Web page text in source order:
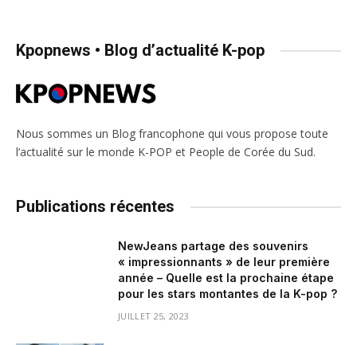
Kpopnews • Blog d’actualité K-pop
Nous sommes un Blog francophone qui vous propose toute
l’actualité sur le monde K-POP et People de Corée du Sud.
Publications récentes
NewJeans partage des souvenirs
« impressionnants » de leur première
année – Quelle est la prochaine étape
pour les stars montantes de la K-pop ?
JUILLET 25, 2023